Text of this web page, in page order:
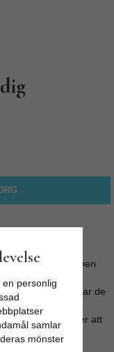
vita ränder,
eller på garderoben
gör att den passar de
om du tycker att
eller lådan.
personlig
samlar
mönster